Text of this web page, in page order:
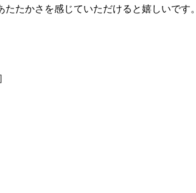
たかさを感じていただけると嬉しいです。